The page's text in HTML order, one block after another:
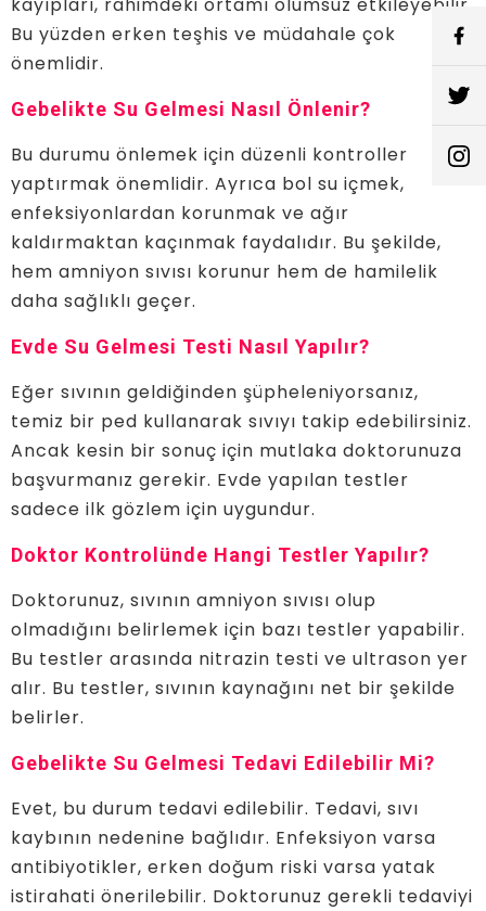
kayıpları, rahimdeki ortamı olumsuz etkileyebilir.
Bu yüzden erken teşhis ve müdahale çok
önemlidir.
Gebelikte Su Gelmesi Nasıl Önlenir?
Bu durumu önlemek için düzenli kontroller
yaptırmak önemlidir. Ayrıca bol su içmek,
enfeksiyonlardan korunmak ve ağır
kaldırmaktan kaçınmak faydalıdır. Bu şekilde,
hem amniyon sıvısı korunur hem de hamilelik
daha sağlıklı geçer.
Evde Su Gelmesi Testi Nasıl Yapılır?
Eğer sıvının geldiğinden şüpheleniyorsanız,
temiz bir ped kullanarak sıvıyı takip edebilirsiniz.
Ancak kesin bir sonuç için mutlaka doktorunuza
başvurmanız gerekir. Evde yapılan testler
sadece ilk gözlem için uygundur.
Doktor Kontrolünde Hangi Testler Yapılır?
Doktorunuz, sıvının amniyon sıvısı olup
olmadığını belirlemek için bazı testler yapabilir.
Bu testler arasında nitrazin testi ve ultrason yer
alır. Bu testler, sıvının kaynağını net bir şekilde
belirler.
Gebelikte Su Gelmesi Tedavi Edilebilir Mi?
Evet, bu durum tedavi edilebilir. Tedavi, sıvı
kaybının nedenine bağlıdır. Enfeksiyon varsa
antibiyotikler, erken doğum riski varsa yatak
istirahati önerilebilir. Doktorunuz gerekli tedaviyi